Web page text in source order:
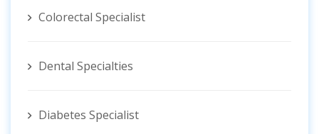
Colorectal Specialist
Dental Specialties
Diabetes Specialist